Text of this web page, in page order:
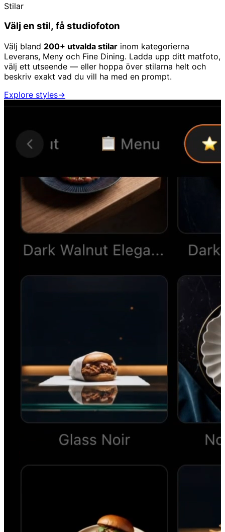
Stilar
Välj en stil, få studiofoton
Välj bland 200+ utvalda stilar inom kategorierna
Leverans, Meny och Fine Dining. Ladda upp ditt matfoto,
välj ett utseende — eller hoppa över stilarna helt och
beskriv exakt vad du vill ha med en prompt.
Explore styles→